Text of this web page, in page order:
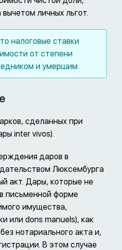
личных льгот.
налоговые ставки
от степени
и умершим.
сделанных при
inter vivos).
даров в
Люксембурга
акт. Дары, которые не
письменной форме
имущества,
или dons manuels), как
нотариального акта и,
В этом случае